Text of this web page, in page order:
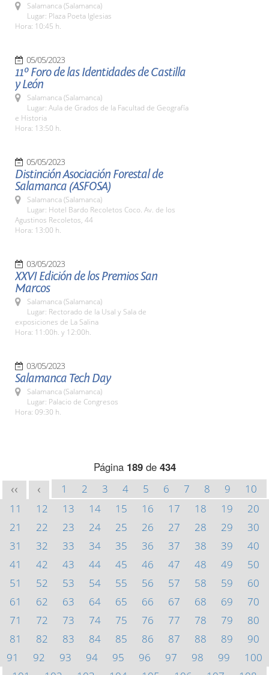
Salamanca (Salamanca)
Lugar: Plaza Poeta Iglesias
Hora: 10:45 h.
05/05/2023
11º Foro de las Identidades de Castilla
y León
Salamanca (Salamanca)
Lugar: Aula de Grados de la Facultad de Geografía
e Historia
Hora: 13:50 h.
05/05/2023
Distinción Asociación Forestal de
Salamanca (ASFOSA)
Salamanca (Salamanca)
Lugar: Hotel Bardo Recoletos Coco. Av. de los
Agustinos Recoletos, 44
Hora: 13:00 h.
03/05/2023
XXVI Edición de los Premios San
Marcos
Salamanca (Salamanca)
Lugar: Rectorado de la Usal y Sala de
exposiciones de La Salina
Hora: 11:00h. y 12:00h.
03/05/2023
Salamanca Tech Day
Salamanca (Salamanca)
Lugar: Palacio de Congresos
Hora: 09:30 h.
Página 189de 434
<< < 1 2 3 4 5 6 7 8 9
10
11
12 13 14 15 16 17 18 19
20
21
22 23 24 25 26 27 28 29
30
31
32 33 34 35 36 37 38 39
40
41
42 43 44 45 46 47 48 49
50
51
52 53 54 55 56 57 58 59
60
61
62 63 64 65 66 67 68 69
70
71
72 73 74 75 76 77 78 79
80
81
82 83 84 85 86 87 88 89
90
91
92 93 94 95 96 97 98 99
100